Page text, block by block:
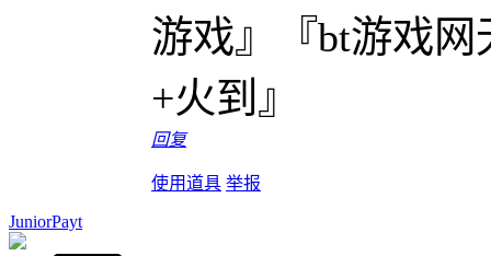
游戏』『bt游戏
+火到』
回复
使用道具 举报
JuniorPayt